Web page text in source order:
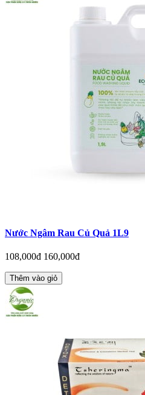
Nước Ngâm Rau Củ Quả 1L9
108,000đ 160,000đ
Thêm vào giỏ